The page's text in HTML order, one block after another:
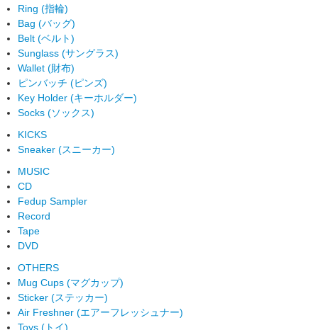
Ring (指輪)
Bag (バッグ)
Belt (ベルト)
Sunglass (サングラス)
Wallet (財布)
ピンバッチ (ピンズ)
Key Holder (キーホルダー)
Socks (ソックス)
KICKS
Sneaker (スニーカー)
MUSIC
CD
Fedup Sampler
Record
Tape
DVD
OTHERS
Mug Cups (マグカップ)
Sticker (ステッカー)
Air Freshner (エアーフレッシュナー)
Toys (トイ)